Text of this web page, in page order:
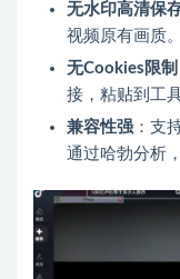
无水印高清保
视频原有画质。
无Cookies限制
接，粘贴到工
兼容性强 ：支
通过哈勃分析